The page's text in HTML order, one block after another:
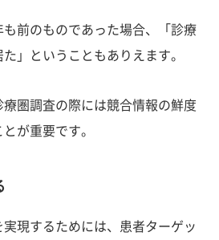
も前のものであった場合、「診療
」ということもありえます。
圏調査の際には競合情報の鮮度
が重要です。
現するためには、患者ターゲッ